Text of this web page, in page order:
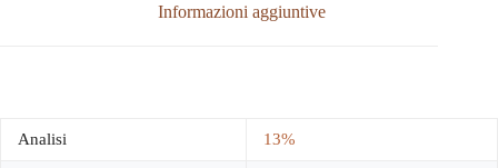
Informazioni aggiuntive
Analisi 13%